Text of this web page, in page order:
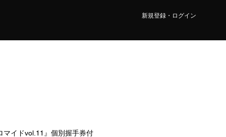
新規登録・ログイン
マイドvol.11』個別握手券付